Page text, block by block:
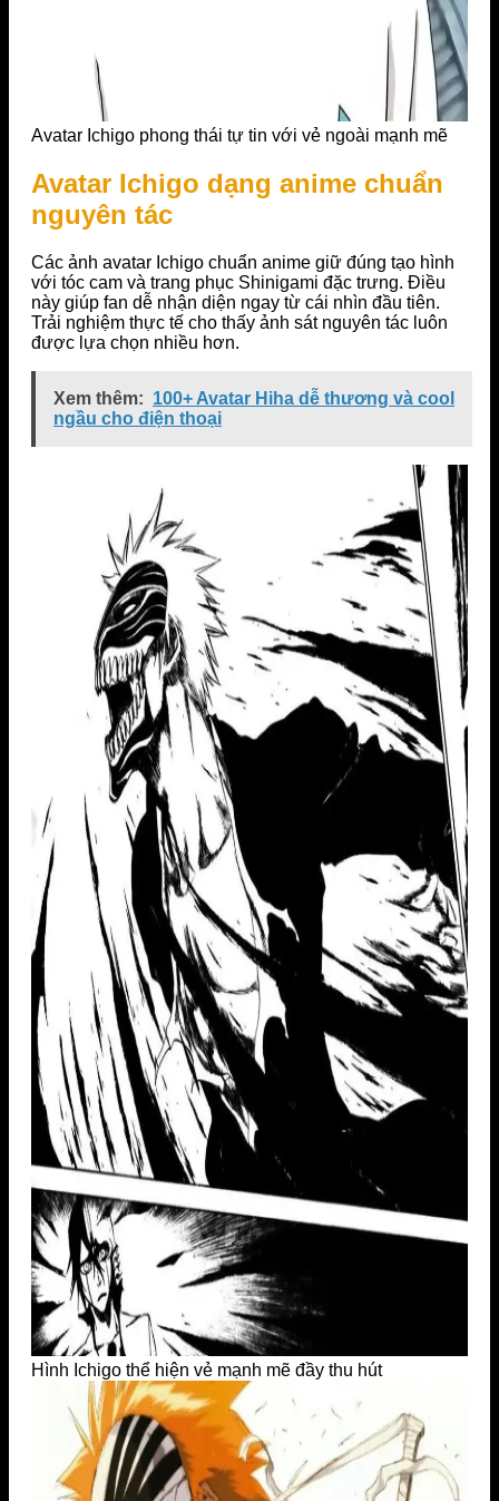
Avatar Ichigo phong thái tự tin với vẻ ngoài mạnh mẽ
Avatar Ichigo dạng anime chuẩn
nguyên tác
Các ảnh avatar Ichigo chuẩn anime giữ đúng tạo hình
với tóc cam và trang phục Shinigami đặc trưng. Điều
này giúp fan dễ nhận diện ngay từ cái nhìn đầu tiên.
Trải nghiệm thực tế cho thấy ảnh sát nguyên tác luôn
được lựa chọn nhiều hơn.
Xem thêm: 100+ Avatar Hiha dễ thương và cool
ngầu cho điện thoại
Hình Ichigo thể hiện vẻ mạnh mẽ đầy thu hút